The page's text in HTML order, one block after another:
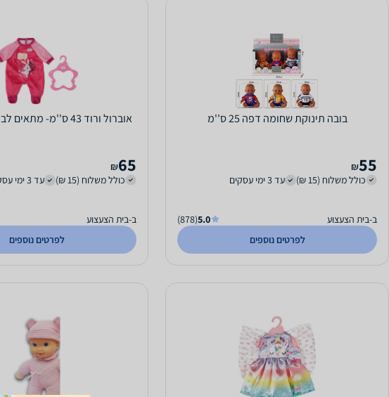
בובה תינוקת שחומה דפה 25 ס''מ
55
₪
כולל משלוח (15 ₪)
עד 3 ימי עסקים
ב-בית הצעצוע 5.0
(878)
לפרטים נוספים
אוברול ורוד 43 ס''מ- מתאים לבובות בייבי בורן
65
₪
כולל משלוח (15 ₪)
עד 3 ימי עסקים
ב-בית הצעצוע
לפרטים נוספים